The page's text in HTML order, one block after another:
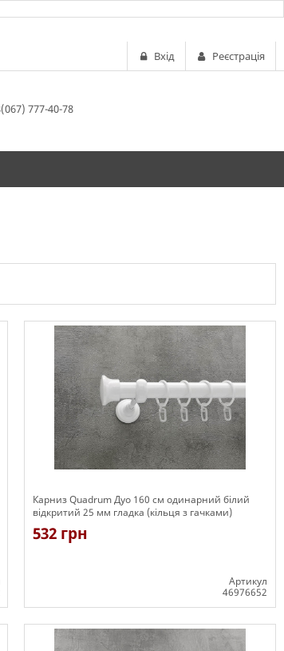
Карниз Quadrum Дуо 160 см одинарний білий
відкритий 25 мм гладка (кільця з гачками)
532 грн
Артикул
46976652
Вхід Реєстрація
777-40-78